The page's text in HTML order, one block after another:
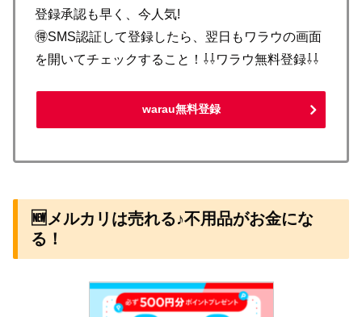
登録承認も早く、今人気!
🉐SMS認証して登録したら、翌日もワラウの画面
を開いてチェックすること！⇩⇩ワラウ無料登録⇩⇩
warau無料登録
🆕メルカリは売れる♪不用品がお金にな
る！